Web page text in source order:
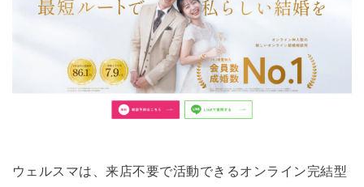
ウェルスマは、来店不要で活動できるオンライン完結型